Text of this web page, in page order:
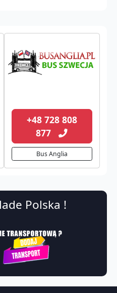
+48 728 808
877
Bus Anglia
Polska !